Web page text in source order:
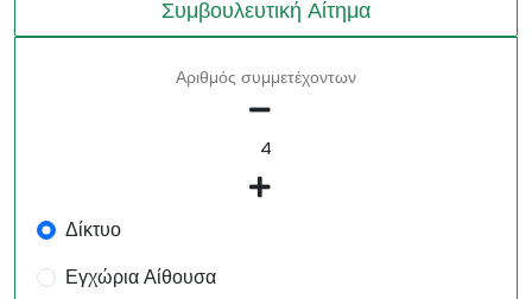
Συμβουλευτική Αίτημα
Αριθμός συμμετέχοντων
Δίκτυο
Εγχώρια Αίθουσα